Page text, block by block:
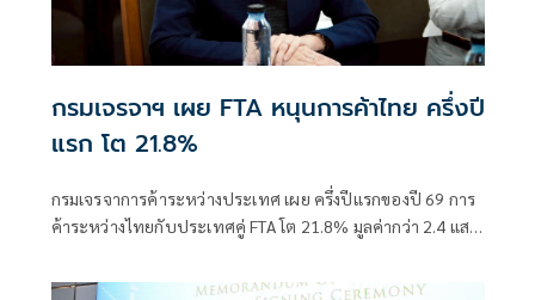
กรมเจรจาฯ เผย FTA หนุนการค้าไทย ครึ่งปี
แรก โต 21.8%
กรมเจรจาการค้าระหว่างประเทศ เผย ครึ่งปีแรกของปี 69 การ
ค้าระหว่างไทยกับประเทศคู่ FTA โต 21.8% มูลค่ากว่า 2.4 แสน
เปรียบด้านภาษีให้ผู้ประกอบการไทย เพิ่มโอกาสขยายส่งออก